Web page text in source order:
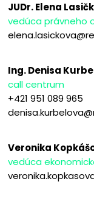
JUDr. Elena
vedúca právneho
Ing. Denisa
call centrum
+421 951 089 965
Veronika
vedúca